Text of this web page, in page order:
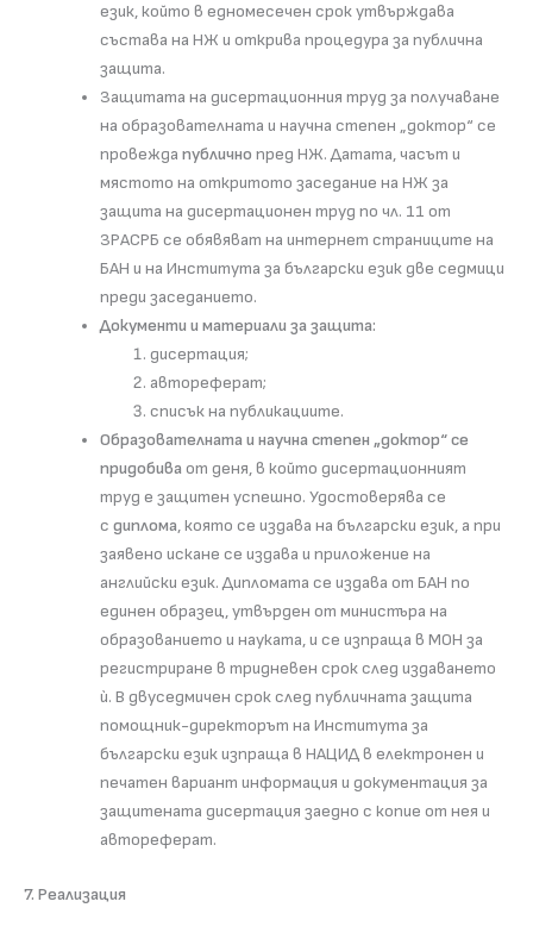
език, който в едномесечен срок утвърждава
състава на НЖ и открива процедура за публична
защита.
Защитата на дисертационния труд за получаване
на образователната и научна степен „доктор“ се
провежда публично пред НЖ. Датата, часът и
мястото на откритото заседание на НЖ за
защита на дисертационен труд по чл. 11 от
ЗРАСРБ се обявяват на интернет страниците на
БАН и на Института за български език две седмици
преди заседанието.
Документи и материали за защита:
дисертация;
автореферат;
списък на публикациите.
Образователната и научна степен „доктор“ се
придобива от деня, в който дисертационният
труд е защитен успешно. Удостоверява се
с диплома, която се издава на български език, а при
заявено искане се издава и приложение на
английски език. Дипломата се издава от БАН по
единен образец, утвърден от министъра на
образованието и науката, и се изпраща в МОН за
регистриране в тридневен срок след издаването
ѝ. В двуседмичен срок след публичната защита
помощник-директорът на Института за
български език изпраща в НАЦИД в електронен и
печатен вариант информация и документация за
защитената дисертация заедно с копие от нея и
автореферат.
7. Реализация